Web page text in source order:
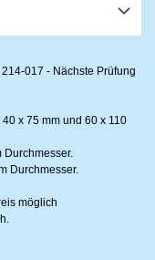
017 - Nächste Prüfung
x 75 mm und 60 x 110
Durchmesser.
Durchmesser.
möglich